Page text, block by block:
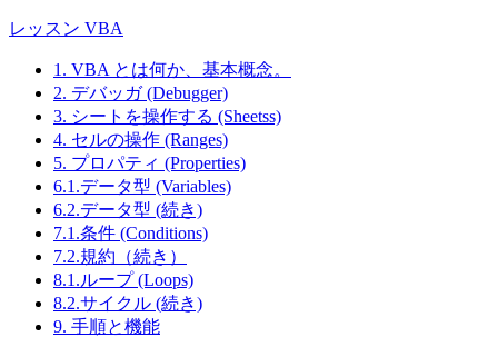
レッスン VBA
1. VBA とは何か、基本概念。
2. デバッガ (Debugger)
3. シートを操作する (Sheetss)
4. セルの操作 (Ranges)
5. プロパティ (Properties)
6.1.データ型 (Variables)
6.2.データ型 (続き)
7.1.条件 (Conditions)
7.2.規約（続き）
8.1.ループ (Loops)
8.2.サイクル (続き)
9. 手順と機能